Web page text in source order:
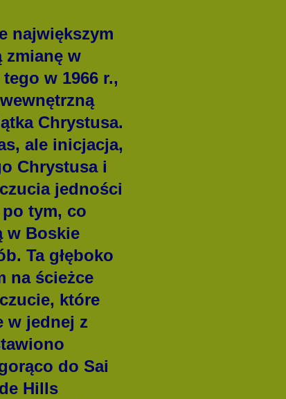
największym
zmianę w
w 1966 r.,
Chrystusa.
ale inicjacja,
Chrystusa i
jedności
tym, co
w Boskie
Ta głęboko
na ścieżce
które
w jednej z
do Sai
Hills